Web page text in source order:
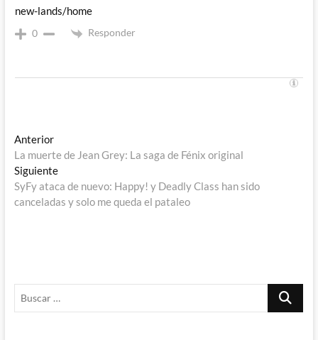
new-lands/home
0 Responder
Navegación
de
entradas
AnteriorEntrada
anterior:
La muerte de Jean Grey: La saga de Fénix original
SiguienteEntrada
siguiente:
SyFy ataca de nuevo: Happy! y Deadly Class han sido
canceladas y solo me queda el pataleo
Buscar